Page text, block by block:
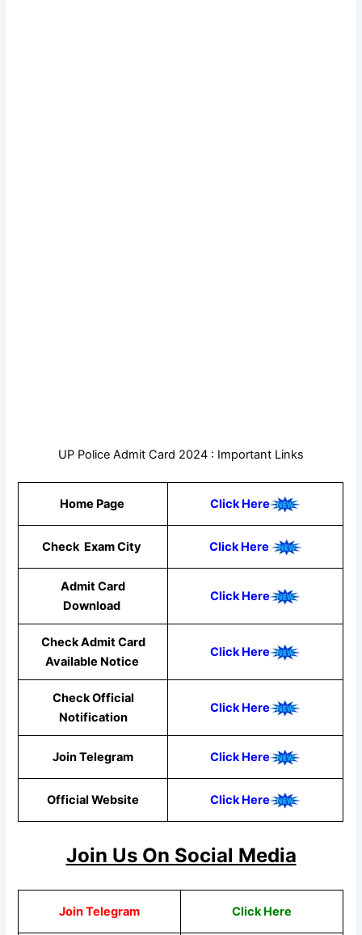
UP Police Admit Card 2024 : Important Links
Home Page Click Here
Check Exam City Click Here
Admit Card
Download
Click Here
Check Admit Card
Available Notice
Click Here
Check Official
Notification
Click Here
Join Telegram Click Here
Official Website Click Here
Join Us On Social Media
Join Telegram Click Here